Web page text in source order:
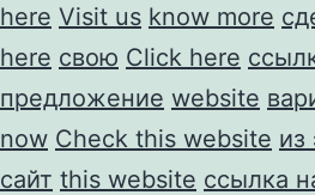
here Visit us know more
here свою Click here
предложение website
now Check this website из
сайт this website ссылка